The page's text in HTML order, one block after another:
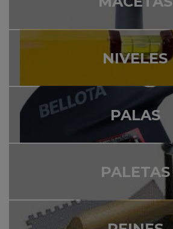
NIVELES
PALAS
PALETAS